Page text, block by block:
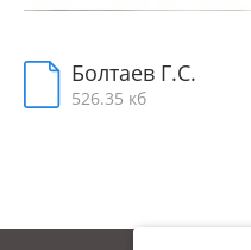
Болтаев Г.С.
526.35 кб